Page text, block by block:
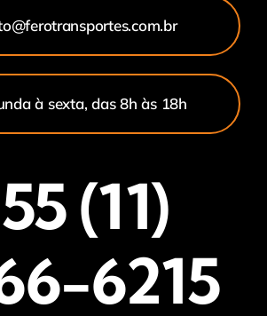
à sexta, das 8h às 18h
(11)
6215